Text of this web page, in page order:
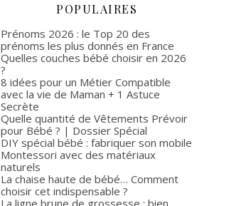
POPULAIRES
Prénoms 2026 : le Top 20 des
prénoms les plus donnés en France
Quelles couches bébé choisir en 2026
?
8 idées pour un Métier Compatible
avec la vie de Maman + 1 Astuce
Secrète
Quelle quantité de Vêtements Prévoir
pour Bébé ? | Dossier Spécial
DIY spécial bébé : fabriquer son mobile
Montessori avec des matériaux
naturels
La chaise haute de bébé… Comment
choisir cet indispensable ?
La ligne brune de grossesse : bien